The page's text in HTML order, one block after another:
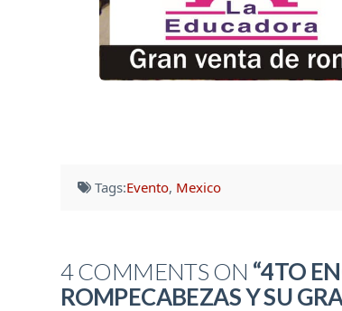
Tags:Evento, Mexico
4 COMMENTS ON “4TO
ROMPECABEZAS Y SU